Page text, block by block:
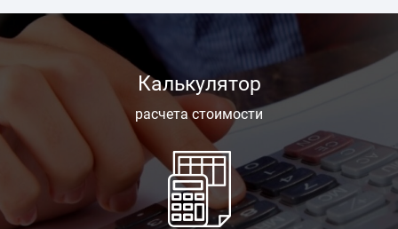
Калькулятор
расчета стоимости